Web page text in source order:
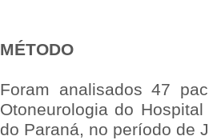
MÉTODO
Foram analisados 47
Otoneurologia do
do Paraná, no período de